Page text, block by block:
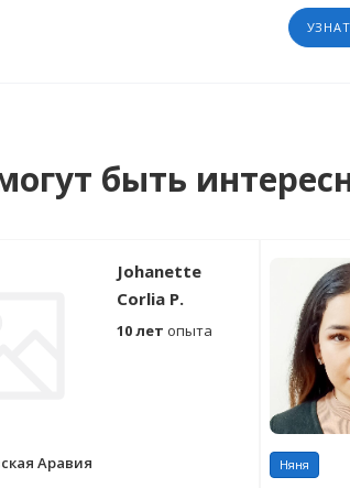
быть
Johanette
Corlia P.
10 лет опыта
Аравия Няня